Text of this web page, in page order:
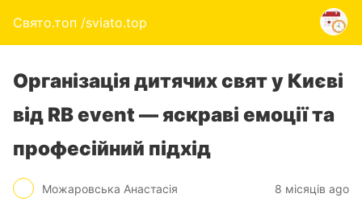
Свято.топ /sviato.top
Організація дитячих свят у Києві
від RB event — яскраві емоції та
професійний підхід
Можаровська Анастасія 8 місяців ago